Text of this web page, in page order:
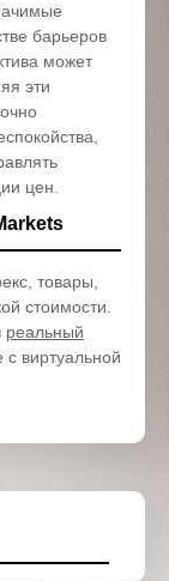
барьеров
может
эти
цен.
товары,
стоимости.
реальный
с виртуальной